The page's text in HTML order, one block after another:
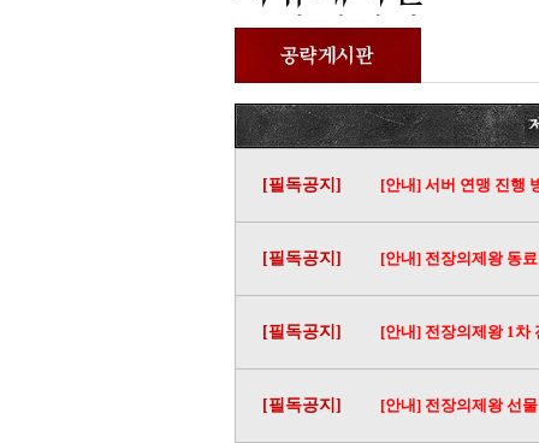
[필독공지] [안내] 서버 연맹 진행
[필독공지] [안내] 전장의제왕 동
[필독공지] [안내] 전장의제왕 1차
[필독공지] [안내] 전장의제왕 선